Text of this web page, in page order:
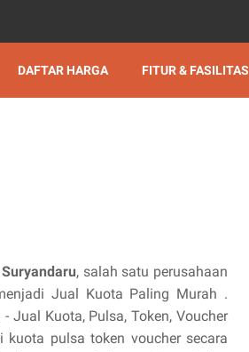
DAFTAR HARGA FITUR & FASILITAS
, salah satu perusahaan
Jual Kuota Paling Murah .
Jual Kuota, Pulsa, Token, Voucher
pulsa token voucher secara